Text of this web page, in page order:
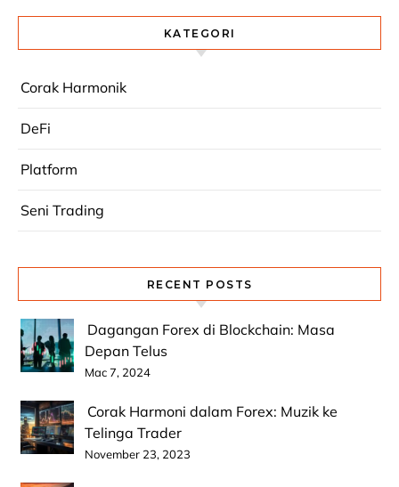
KATEGORI
Corak Harmonik
DeFi
Platform
Seni Trading
RECENT POSTS
Dagangan Forex di Blockchain: Masa
Depan Telus
Mac 7, 2024
Corak Harmoni dalam Forex: Muzik ke
Telinga Trader
November 23, 2023